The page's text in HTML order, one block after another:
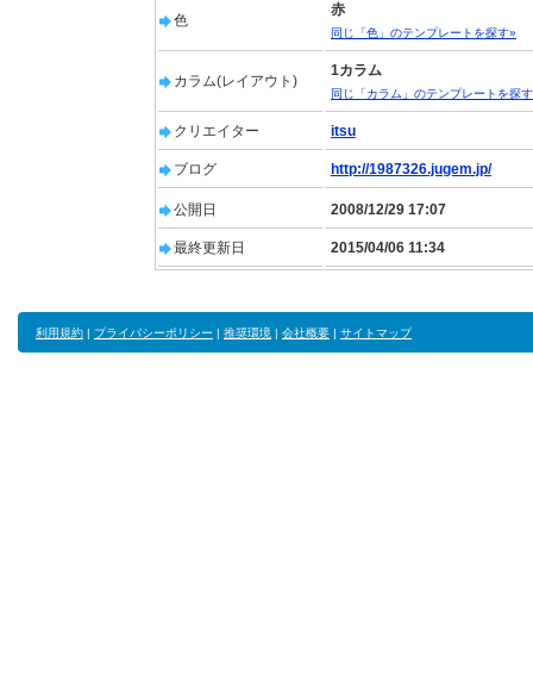
色
赤
同じ「色」のテンプレートを探す»
カラム(レイアウト)
1カラム
同じ「カラム」のテンプレートを探
クリエイター itsu
ブログ http://1987326.jugem.jp/
公開日 2008/12/29 17:07
最終更新日 2015/04/06 11:34
利用規約 | プライバシーポリシー | 推奨環境 | 会社概要 | サイトマップ